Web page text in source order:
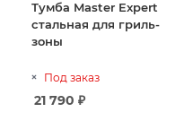
Тумба Master Expert
стальная для гриль-
зоны
Под заказ
21 790 ₽